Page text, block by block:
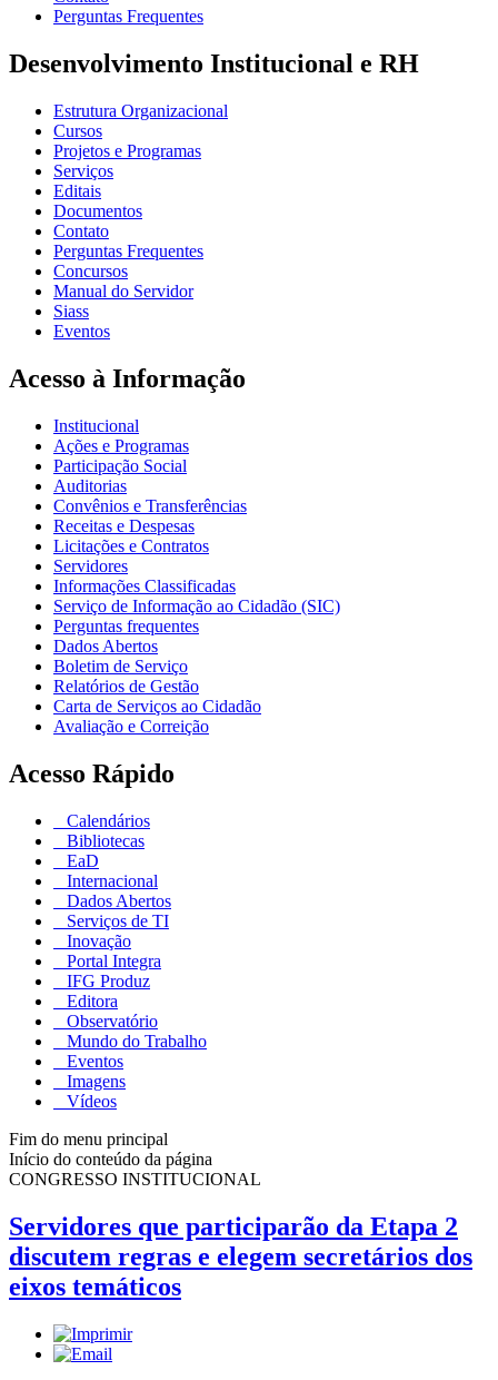
Perguntas Frequentes
Desenvolvimento Institucional e RH
Estrutura Organizacional
Cursos
Projetos e Programas
Serviços
Editais
Documentos
Contato
Perguntas Frequentes
Concursos
Manual do Servidor
Siass
Eventos
Acesso à Informação
Institucional
Ações e Programas
Participação Social
Auditorias
Convênios e Transferências
Receitas e Despesas
Licitações e Contratos
Servidores
Informações Classificadas
Serviço de Informação ao Cidadão (SIC)
Perguntas frequentes
Dados Abertos
Boletim de Serviço
Relatórios de Gestão
Carta de Serviços ao Cidadão
Avaliação e Correição
Acesso Rápido
Calendários
Bibliotecas
EaD
Internacional
Dados Abertos
Serviços de TI
Inovação
Portal Integra
IFG Produz
Editora
Observatório
Mundo do Trabalho
Eventos
Imagens
Vídeos
Fim do menu principal
Início do conteúdo da página
CONGRESSO INSTITUCIONAL
Servidores que participarão da Etapa 2
discutem regras e elegem secretários dos
eixos temáticos